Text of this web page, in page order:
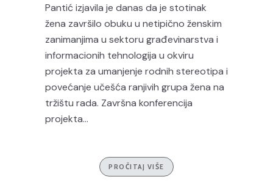
Pantić izjavila je danas da je stotinak
žena završilo obuku u netipično ženskim
zanimanjima u sektoru građevinarstva i
informacionih tehnologija u okviru
projekta za umanjenje rodnih stereotipa i
povećanje učešća ranjivih grupa žena na
tržištu rada. Završna konferencija
projekta...
PROČITAJ VIŠE